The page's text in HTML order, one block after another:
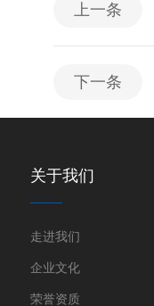
上一条
下一条
关于我们
走进我们
企业文化
荣誉资质